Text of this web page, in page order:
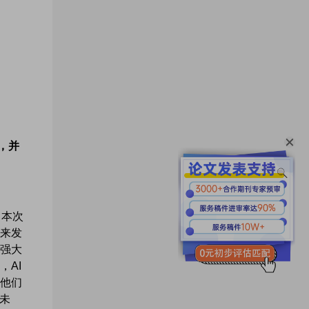
并
次
发
大
AI
们